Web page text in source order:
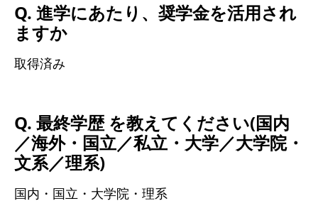
Q. 進学にあたり、奨学金を活用され
ますか
取得済み
Q. 最終学歴 を教えてください(国内
／海外・国立／私立・大学／大学院・
文系／理系)
国内・国立・大学院・理系